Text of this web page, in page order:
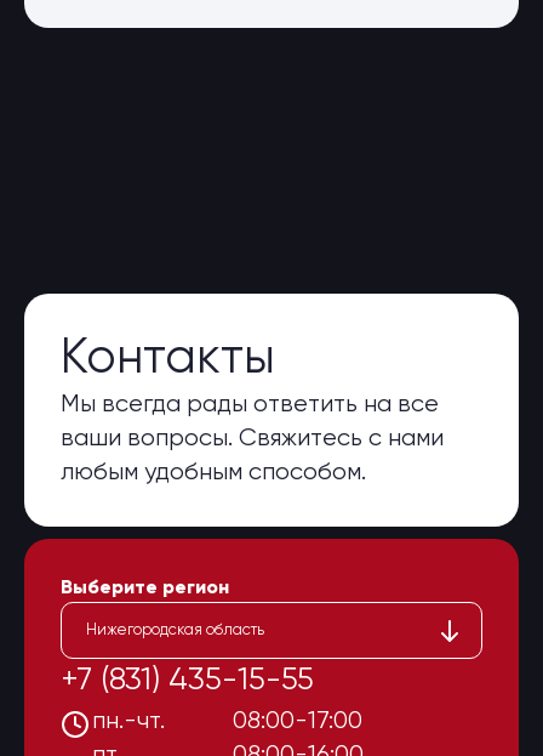
Контакты
Мы всегда рады ответить на все
ваши вопросы. Свяжитесь с нами
любым удобным способом.
Выберите регион
Нижегородская область
+7 (831) 435-15-55
пн.-чт.
08:00-17:00